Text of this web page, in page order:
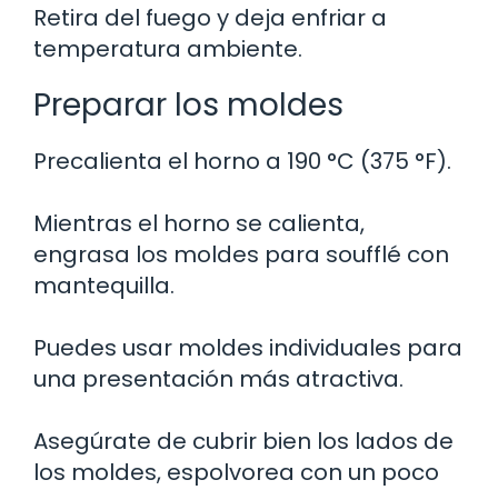
Retira del fuego y deja enfriar a
temperatura ambiente.
Preparar los moldes
Precalienta el horno a 190 °C (375 °F).
Mientras el horno se calienta,
engrasa los moldes para soufflé con
mantequilla.
Puedes usar moldes individuales para
una presentación más atractiva.
Asegúrate de cubrir bien los lados de
los moldes, espolvorea con un poco